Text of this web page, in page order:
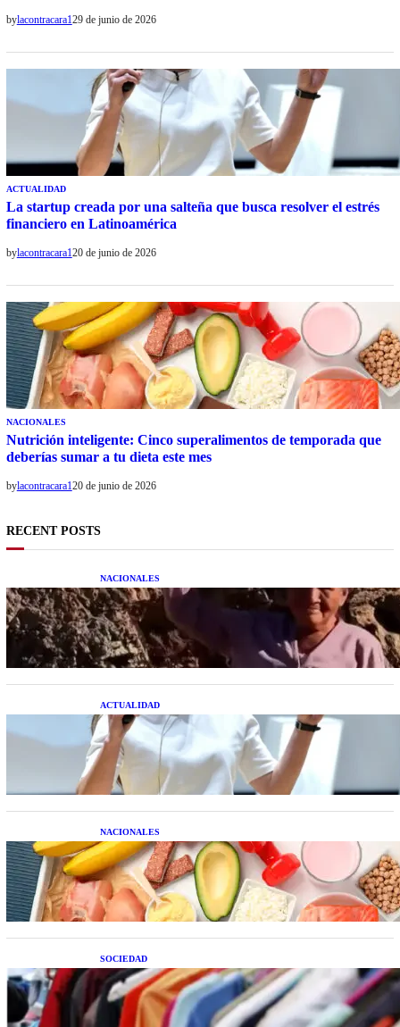
bylacontracara129 de junio de 2026
ACTUALIDAD
La startup creada por una salteña que busca resolver el estrés
financiero en Latinoamérica
bylacontracara120 de junio de 2026
NACIONALES
Nutrición inteligente: Cinco superalimentos de temporada que
deberías sumar a tu dieta este mes
bylacontracara120 de junio de 2026
RECENT POSTS
NACIONALES
Una mujer asegura haber peleado con un
extraterrestre cuerpo a cuerpo
ACTUALIDAD
La startup creada por una salteña que busca
resolver el estrés financiero en Latinoamérica
NACIONALES
Nutrición inteligente: Cinco superalimentos de
temporada que deberías sumar a tu dieta este mes
SOCIEDAD
Las grandes marcas globales se suman a la
tendencia de la ropa de segunda mano premium